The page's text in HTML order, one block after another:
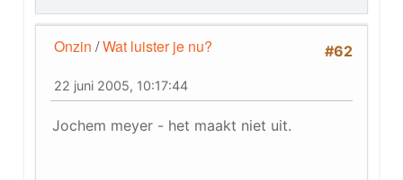
#62
Onzin /Wat luister je nu?
22 juni 2005, 10:17:44
Jochem meyer - het maakt niet uit.